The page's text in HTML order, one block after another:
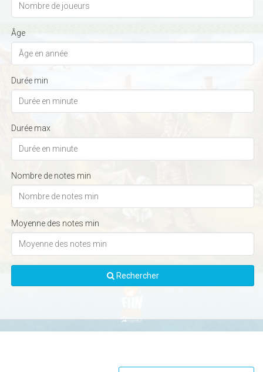
Âge
Durée min
Durée max
Nombre de notes min
Moyenne des notes min
Rechercher